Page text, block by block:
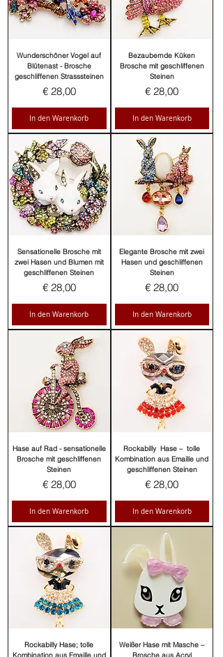
Wunderschöner Vogel auf
Blütenast - Brosche
geschliffenen Strasssteinen
Preis
€ 28,00
In den Warenkorb
Bezaubernde Küken
Brosche mit geschliffenen
Steinen
Preis
€ 28,00
In den Warenkorb
Sensationelle Brosche mit
zwei Hasen und Blumen mit
geschliffenen Steinen
Preis
€ 28,00
In den Warenkorb
Elegante Brosche mit zwei
Hasen und geschliffenen
Steinen
Preis
€ 28,00
In den Warenkorb
Hase auf Rad - sensationelle
Brosche mit geschliffenen
Steinen
Preis
€ 28,00
In den Warenkorb
Rockabilly Hase – tolle
Kombination aus Emaille und
geschliffenen Steinen
Preis
€ 28,00
In den Warenkorb
Rockabilly Hase; tolle
Weißer Hase mit Masche –